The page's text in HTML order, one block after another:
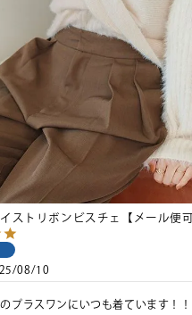
ストリボンビスチェ【メール便
08/10
のプラスワンにいつも着ています！